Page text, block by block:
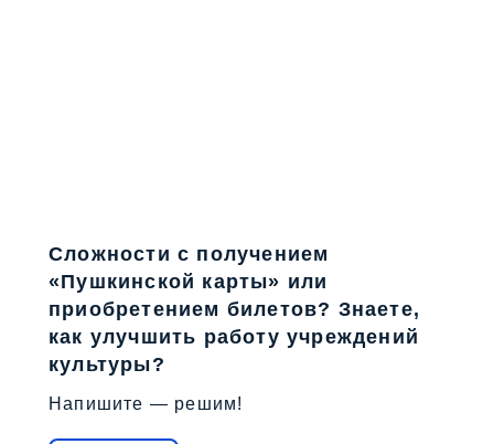
Сложности с получением
«Пушкинской карты» или
приобретением билетов? Знаете,
как улучшить работу учреждений
культуры?
Напишите — решим!